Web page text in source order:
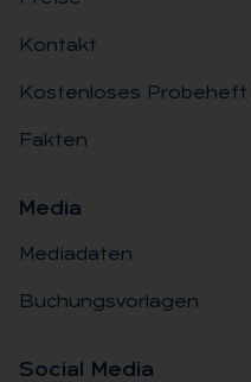
Kontakt
Kostenloses Probeheft
Fakten
Me­dia
Mediadaten
Buchungsvorlagen
So­ci­al Me­dia